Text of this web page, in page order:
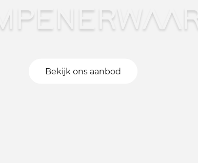
Bekijk ons aanbod